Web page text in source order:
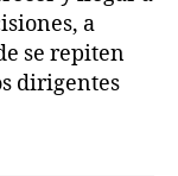
a
se repiten
dirigentes